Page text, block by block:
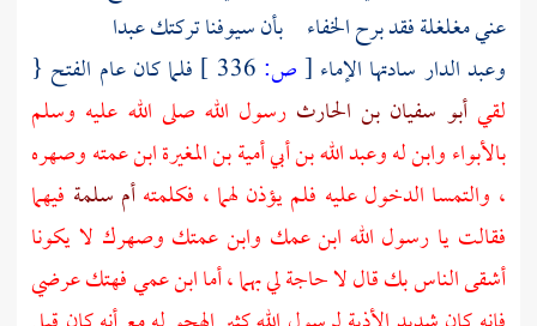
عني مغلغلة فقد برح الخفاء بأن سيوفنا تركتك عبدا
وعبد الدار سادتها الإماء [ص:
فلما كان عام الفتح {
لقيأبو سفيان بن الحارث رسول الله صلى الله عليه وسلم
بالأبواءوابن لهوعبد الله بن أبي أمية بن المغيرةابن عمته وصهره
، والتمسا الدخول عليه فلم يؤذن لهما ، فكلمتهأم سلمة فيهما
فقالت يا رسول الله ابن عمك وابن عمتك وصهرك لا يكونا
أشقى الناس بك قال لا حاجة لي بهما ، أما ابن عمي فهتك عرضي